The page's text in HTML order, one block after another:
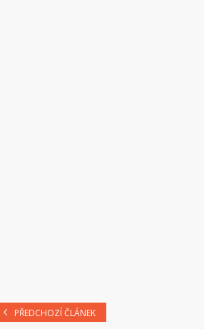
PŘEDCHOZÍ ČLÁNEK